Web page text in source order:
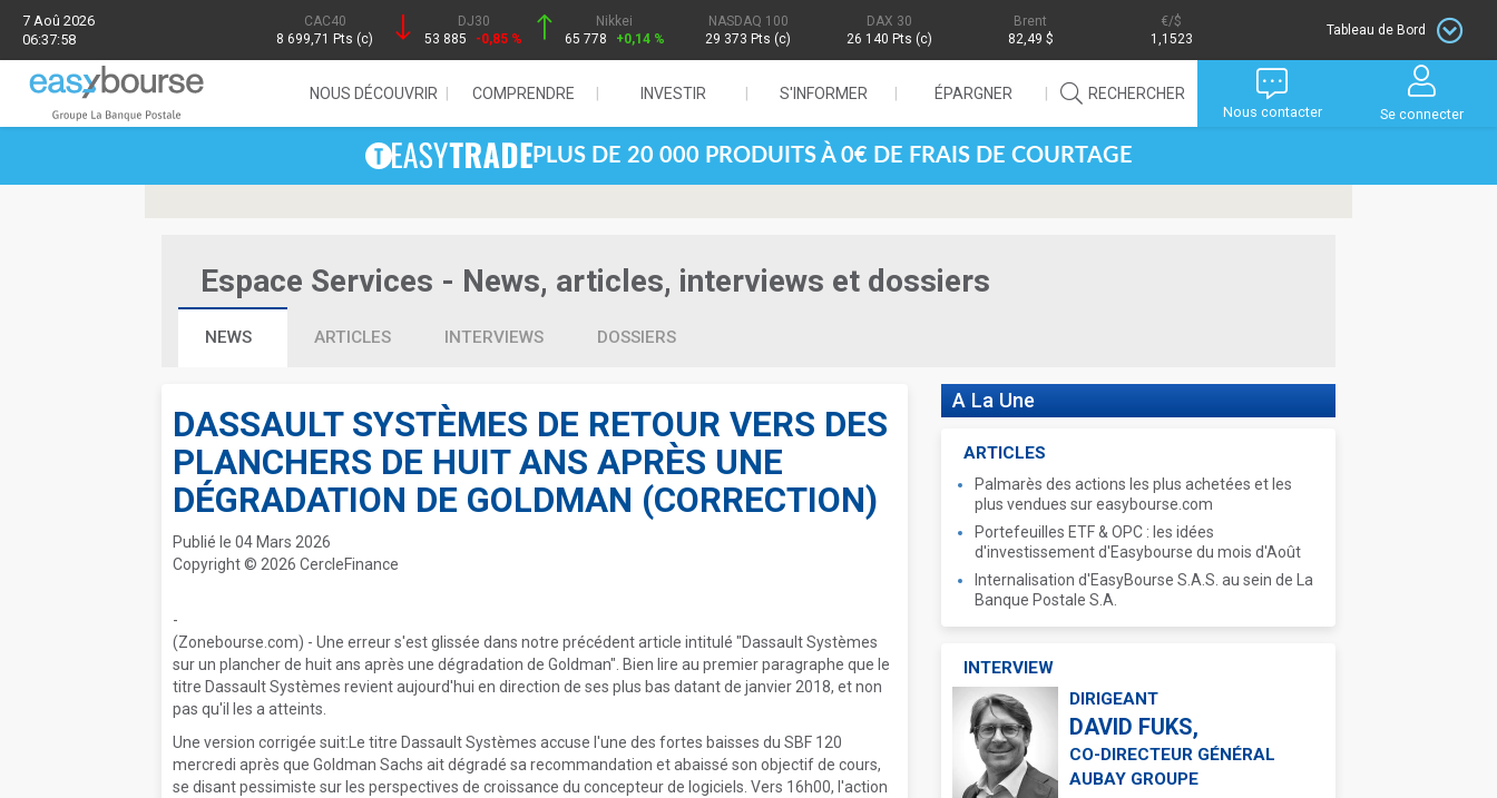
7 Aoû 2026
06:37:58
CAC40
8 699,71 Pts (c)
DJ30
53 885
-0,85 %
Nikkei
65 778
+0,14 %
NASDAQ 100
29 373 Pts (c)
DAX 30
26 140 Pts (c)
Brent
82,49 $
/$
1,1523
Tableau de Bord
NOUS DÉCOUVRIR COMPRENDRE INVESTIR S'INFORMER ÉPARGNER RECHERCHER
Nous contacter Se connecter
PLUS DE 20 000 PRODUITS À 0€ DE FRAIS DE COURTAGE
Espace Services - News, articles, interviews et dossiers
NEWS ARTICLES INTERVIEWS DOSSIERS
DASSAULT SYSTÈMES DE RETOUR VERS DES
PLANCHERS DE HUIT ANS APRÈS UNE
DÉGRADATION DE GOLDMAN (CORRECTION)
Publié le 04 Mars 2026
Copyright © 2026 CercleFinance
-
(Zonebourse.com) - Une erreur s'est glissée dans notre précédent article intitulé "Dassault Systèmes
sur un plancher de huit ans après une dégradation de Goldman". Bien lire au premier paragraphe que le
titre Dassault Systèmes revient aujourd'hui en direction de ses plus bas datant de janvier 2018, et non
pas qu'il les a atteints.
Une version corrigée suit:Le titre Dassault Systèmes accuse l'une des fortes baisses du SBF 120
mercredi après que Goldman Sachs ait dégradé sa recommandation et abaissé son objectif de cours,
se disant pessimiste sur les perspectives de croissance du concepteur de logiciels. Vers 16h00, l'action
A La Une
ARTICLES
Palmarès des actions les plus achetées et les
plus vendues sur easybourse.com
Portefeuilles ETF & OPC : les idées
d'investissement d'Easybourse du mois d'Août
Internalisation d'EasyBourse S.A.S. au sein de La
Banque Postale S.A.
INTERVIEW
DIRIGEANT
DAVID FUKS,
CO-DIRECTEUR GÉNÉRAL
AUBAY GROUPE